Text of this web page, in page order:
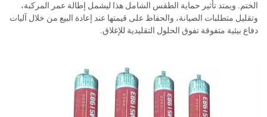
الختم. ويمتد تأثير حماية الطقس الشامل هذا ليشمل إطالة عمر المركبة،
وتقليل متطلبات الصيانة، والحفاظ على قيمتها عند إعادة البيع من خلال آليات
دفاع بيئية متفوقة تفوق الحلول التقليدية للإغلاق.